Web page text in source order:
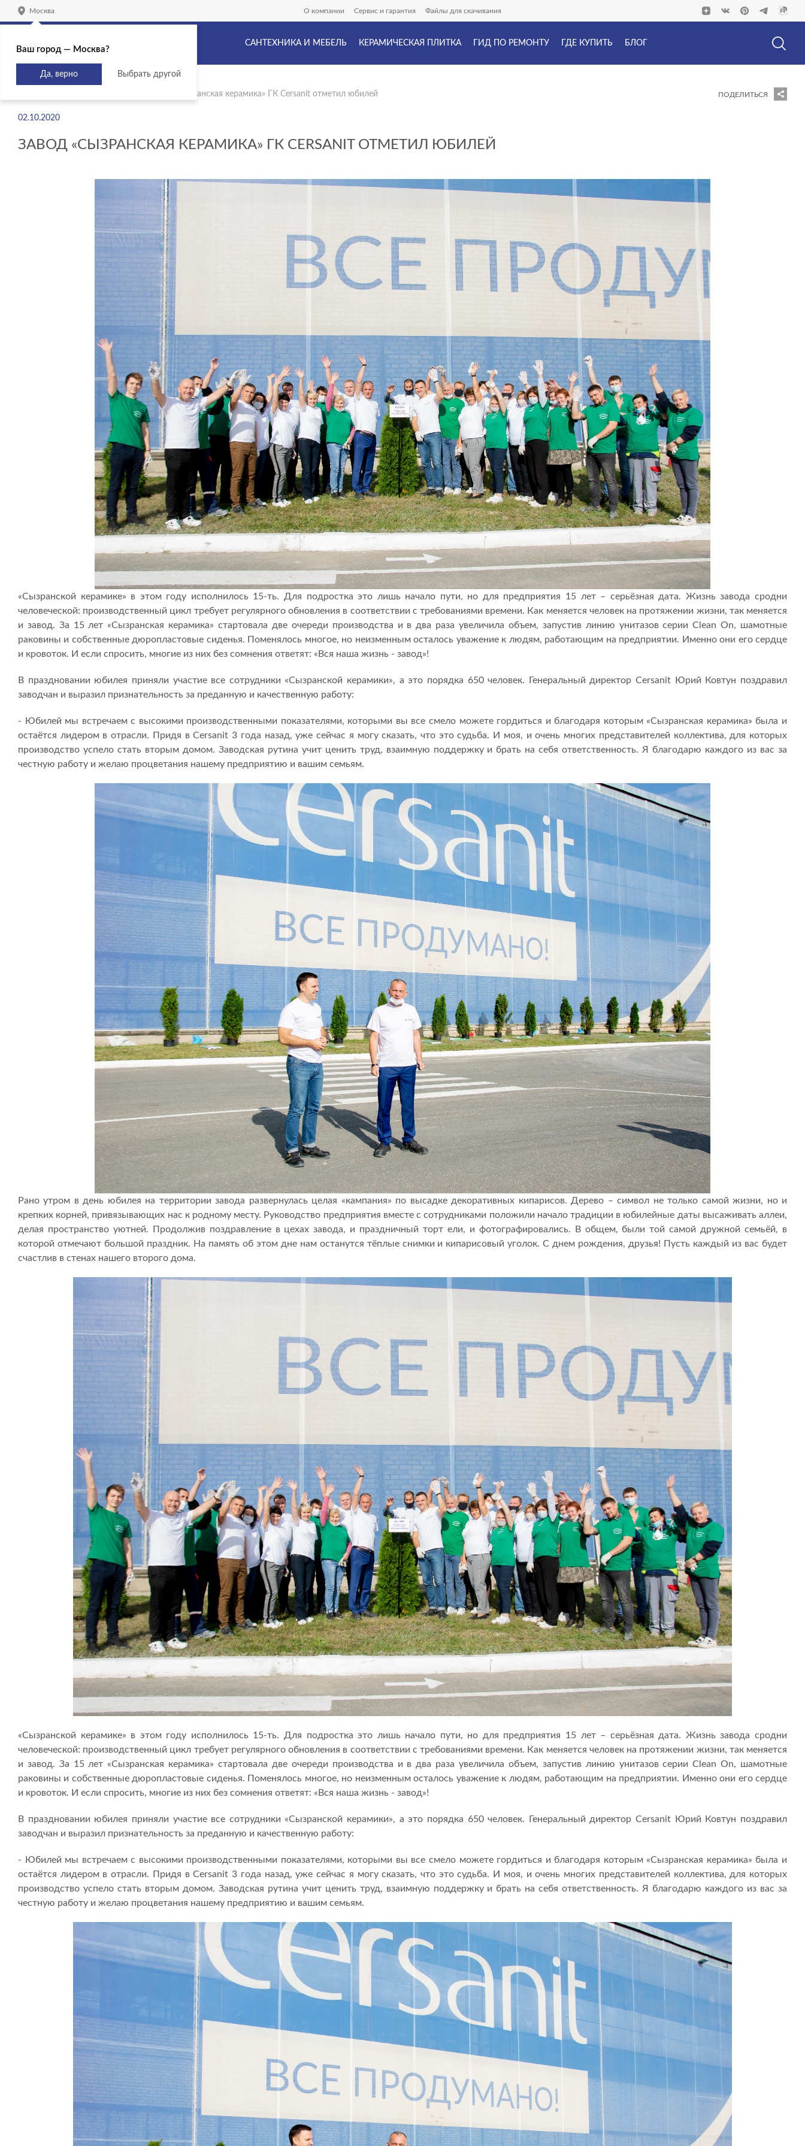
Москва О компании Сервис и гарантия Файлы для скачивания
САНТЕХНИКА И МЕБЕЛЬ КЕРАМИЧЕСКАЯ ПЛИТКА ГИД ПО РЕМОНТУ ГДЕ КУПИТЬ БЛОГ
Завод «Сызранская керамика» ГК Cersanit отметил юбилей ПОДЕЛИТЬСЯ
02.10.2020
ЗАВОД «СЫЗРАНСКАЯ КЕРАМИКА» ГК CERSANIT ОТМЕТИЛ ЮБИЛЕЙ
«Сызранской керамике» в этом году исполнилось 15-ть. Для подростка это лишь начало пути, но для предприятия 15 лет – серьёзная дата. Жизнь завода сродни
человеческой: производственный цикл требует регулярного обновления в соответствии с требованиями времени. Как меняется человек на протяжении жизни, так меняется
и завод. За 15 лет «Сызранская керамика» стартовала две очереди производства и в два раза увеличила объем, запустив линию унитазов серии Clean On, шамотные
раковины и собственные дюропластовые сиденья. Поменялось многое, но неизменным осталось уважение к людям, работающим на предприятии. Именно они его сердце
и кровоток. И если спросить, многие из них без сомнения ответят: «Вся наша жизнь - завод»!
В праздновании юбилея приняли участие все сотрудники «Сызранской керамики», а это порядка 650 человек. Генеральный директор Cersanit Юрий Ковтун поздравил
заводчан и выразил признательность за преданную и качественную работу:
- Юбилей мы встречаем с высокими производственными показателями, которыми вы все смело можете гордиться и благодаря которым «Сызранская керамика» была и
остаётся лидером в отрасли. Придя в Cersanit 3 года назад, уже сейчас я могу сказать, что это судьба. И моя, и очень многих представителей коллектива, для которых
производство успело стать вторым домом. Заводская рутина учит ценить труд, взаимную поддержку и брать на себя ответственность. Я благодарю каждого из вас за
честную работу и желаю процветания нашему предприятию и вашим семьям.
Рано утром в день юбилея на территории завода развернулась целая «кампания» по высадке декоративных кипарисов. Дерево – символ не только самой жизни, но и
крепких корней, привязывающих нас к родному месту. Руководство предприятия вместе с сотрудниками положили начало традиции в юбилейные даты высаживать аллеи,
делая пространство уютней. Продолжив поздравление в цехах завода, и праздничный торт ели, и фотографировались. В общем, были той самой дружной семьёй, в
которой отмечают большой праздник. На память об этом дне нам останутся тёплые снимки и кипарисовый уголок. С днем рождения, друзья! Пусть каждый из вас будет
счастлив в стенах нашего второго дома.
«Сызранской керамике» в этом году исполнилось 15-ть. Для подростка это лишь начало пути, но для предприятия 15 лет – серьёзная дата. Жизнь завода сродни
человеческой: производственный цикл требует регулярного обновления в соответствии с требованиями времени. Как меняется человек на протяжении жизни, так меняется
и завод. За 15 лет «Сызранская керамика» стартовала две очереди производства и в два раза увеличила объем, запустив линию унитазов серии Clean On, шамотные
раковины и собственные дюропластовые сиденья. Поменялось многое, но неизменным осталось уважение к людям, работающим на предприятии. Именно они его сердце
и кровоток. И если спросить, многие из них без сомнения ответят: «Вся наша жизнь - завод»!
В праздновании юбилея приняли участие все сотрудники «Сызранской керамики», а это порядка 650 человек. Генеральный директор Cersanit Юрий Ковтун поздравил
заводчан и выразил признательность за преданную и качественную работу:
- Юбилей мы встречаем с высокими производственными показателями, которыми вы все смело можете гордиться и благодаря которым «Сызранская керамика» была и
остаётся лидером в отрасли. Придя в Cersanit 3 года назад, уже сейчас я могу сказать, что это судьба. И моя, и очень многих представителей коллектива, для которых
производство успело стать вторым домом. Заводская рутина учит ценить труд, взаимную поддержку и брать на себя ответственность. Я благодарю каждого из вас за
честную работу и желаю процветания нашему предприятию и вашим семьям.
Ваш город — Москва?
Да, верно Выбрать другой